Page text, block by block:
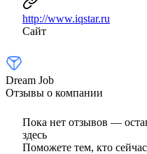
http://www.iqstar.ru
Сайт
Dream Job
Отзывы о компании
Пока нет отзывов —
здесь
Поможете тем, кто